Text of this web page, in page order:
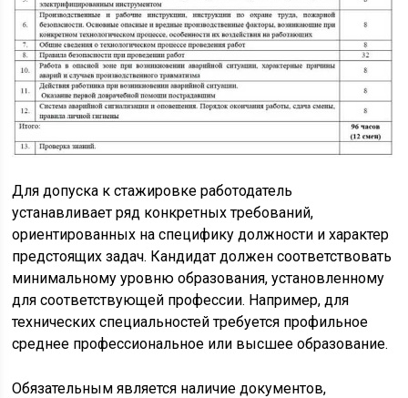
Для допуска к стажировке работодатель
устанавливает ряд конкретных требований,
ориентированных на специфику должности и характер
предстоящих задач. Кандидат должен соответствовать
минимальному уровню образования, установленному
для соответствующей профессии. Например, для
технических специальностей требуется профильное
среднее профессиональное или высшее образование.
Обязательным является наличие документов,